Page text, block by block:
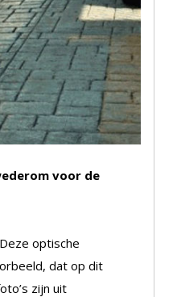
voor de
optische
dat op dit
zijn uit